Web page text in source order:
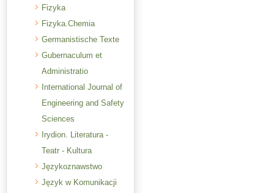
Fizyka
Fizyka.Chemia
Germanistische Texte
Gubernaculum et
Administratio
International Journal of
Engineering and Safety
Sciences
Irydion. Literatura -
Teatr - Kultura
Językoznawstwo
Język w Komunikacji